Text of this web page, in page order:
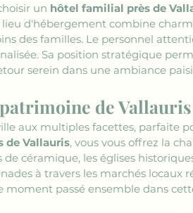
un hôtel familial près de
lieu d'hébergement combine
des familles. Le personnel
Sa position stratégique
serein dans une ambiance
de
aux multiples facettes, parfaite
de Vallauris, vous vous offrez la
de céramique, les églises
à travers les marchés locaux
moment passé ensemble dans